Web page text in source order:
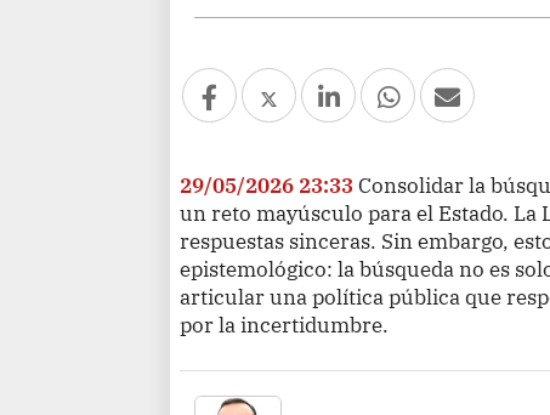
29/05/2026 23:33Consolidar la
un reto mayúsculo para el Estado. La
respuestas sinceras. Sin embargo,
epistemológico: la búsqueda no es
articular una política pública que
por la incertidumbre.